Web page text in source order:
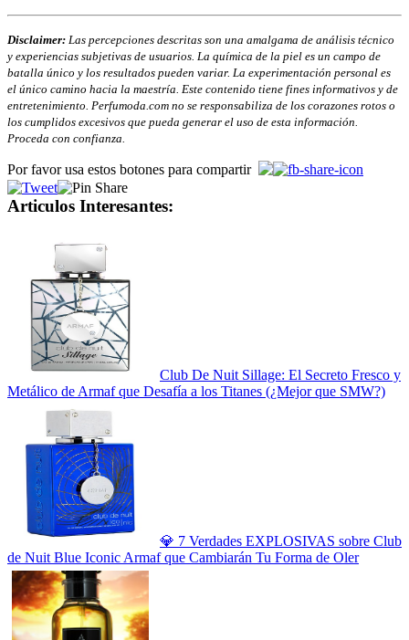
Disclaimer: Las percepciones descritas son una amalgama de análisis técnico
y experiencias subjetivas de usuarios. La química de la piel es un campo de
batalla único y los resultados pueden variar. La experimentación personal es
el único camino hacia la maestría. Este contenido tiene fines informativos y de
entretenimiento. Perfumoda.com no se responsabiliza de los corazones rotos o
los cumplidos excesivos que pueda generar el uso de esta información.
Proceda con confianza.
Por favor usa estos botones para compartir
Articulos Interesantes:
Club De Nuit Sillage: El Secreto Fresco y
Metálico de Armaf que Desafía a los Titanes (¿Mejor que SMW?)
💎 7 Verdades EXPLOSIVAS sobre Club
de Nuit Blue Iconic Armaf que Cambiarán Tu Forma de Oler